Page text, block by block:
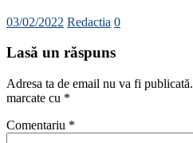
03/02/2022 Redactia 0
Lasă un răspuns
Adresa ta de email nu va fi publicată.
marcate cu *
Comentariu *